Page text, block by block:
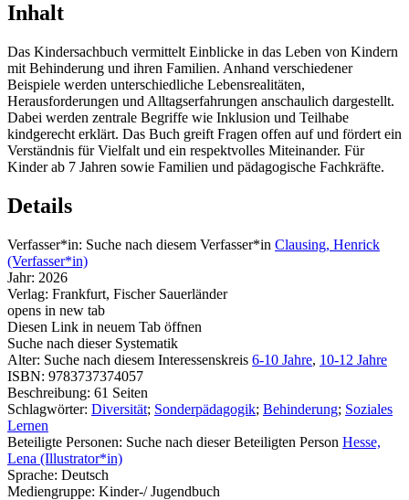
Inhalt
Das Kindersachbuch vermittelt Einblicke in das Leben von Kindern
mit Behinderung und ihren Familien. Anhand verschiedener
Beispiele werden unterschiedliche Lebensrealitäten,
Herausforderungen und Alltagserfahrungen anschaulich dargestellt.
Dabei werden zentrale Begriffe wie Inklusion und Teilhabe
kindgerecht erklärt. Das Buch greift Fragen offen auf und fördert ein
Verständnis für Vielfalt und ein respektvolles Miteinander. Für
Kinder ab 7 Jahren sowie Familien und pädagogische Fachkräfte.
Details
Verfasser*in: Suche nach diesem Verfasser*in Clausing, Henrick
(Verfasser*in)
Jahr: 2026
Verlag: Frankfurt, Fischer Sauerländer
opens in new tab
Diesen Link in neuem Tab öffnen
Suche nach dieser Systematik
Alter: Suche nach diesem Interessenskreis 6-10 Jahre, 10-12 Jahre
ISBN: 9783737374057
Beschreibung: 61 Seiten
Schlagwörter: Diversität; Sonderpädagogik; Behinderung; Soziales
Lernen
Beteiligte Personen: Suche nach dieser Beteiligten Person Hesse,
Lena (Illustrator*in)
Sprache: Deutsch
Mediengruppe: Kinder-/ Jugendbuch